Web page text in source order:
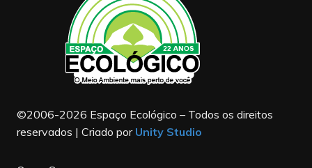
©2006-2026 Espaço Ecológico – Todos os direitos
reservados | Criado por Unity Studio